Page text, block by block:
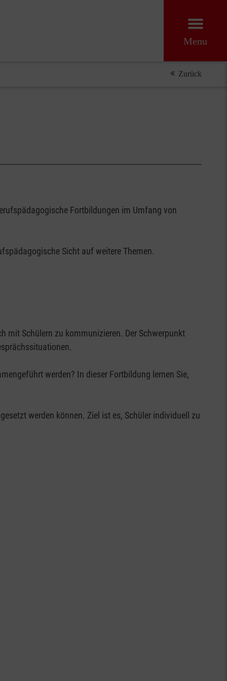
Menu
Zurück
Fortbildungen im Umfang von
Sicht auf weitere Themen.
mit Schülern zu kommunizieren. Der Schwerpunkt
werden? In dieser Fortbildung lernen Sie,
werden können. Ziel ist es, Schüler individuell zu